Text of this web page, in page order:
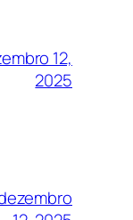
12,
2025